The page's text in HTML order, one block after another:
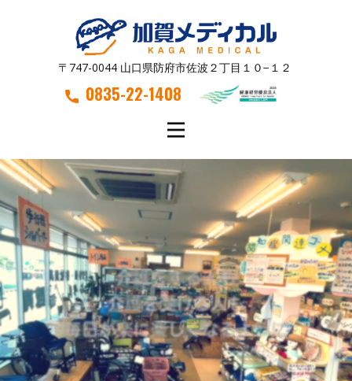
〒747-0044 山口県防府市佐波２丁目１０−１２
0835-22-1408